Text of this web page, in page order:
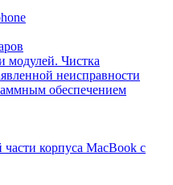
модулей. Чистка
неисправности
обеспечением
части корпуса MacBook с